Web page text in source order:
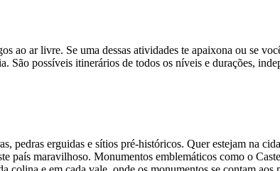
ar livre. Se uma dessas atividades te apaixona ou se
São possíveis itinerários de todos os níveis e durações,
pedras erguidas e sítios pré-históricos. Quer estejam na
país maravilhoso. Monumentos emblemáticos como o